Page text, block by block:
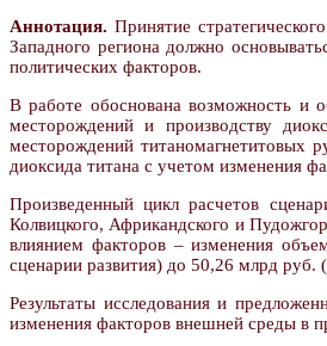
Аннотация. Принятие
Западного региона должно
политических факторов.
В работе обоснована возможность и
месторождений и производству
месторождений титаномагнетитовых
диоксида титана с учетом изменения
Произведенный цикл расчетов
Колвицкого, Африкандского и
влиянием факторов – изменения
сценарии развития) до 50,26 млрд руб.
Результаты исследования и
изменения факторов внешней среды в